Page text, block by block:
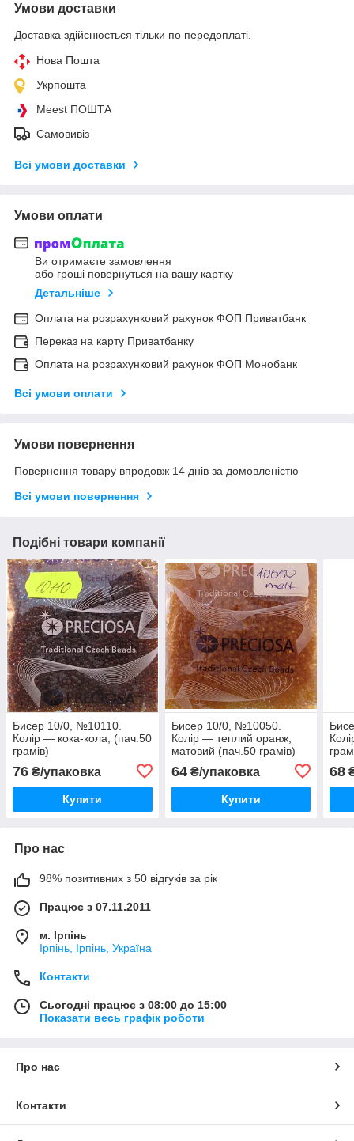
Умови доставки
Доставка здійснюється тільки по передоплаті.
Нова Пошта
Укрпошта
Meest ПОШТА
Самовивіз
Всі умови доставки
Умови оплати
Ви отримаєте замовлення
або гроші повернуться на вашу картку
Детальніше
Оплата на розрахунковий рахунок ФОП Приватбанк
Переказ на карту Приватбанку
Оплата на розрахунковий рахунок ФОП Монобанк
Всі умови оплати
Умови повернення
Повернення товару впродовж 14 днів за домовленістю
Всі умови повернення
Подібні товари компанії
Бисер 10/0, №10110.
Колір — кока-кола, (пач.50
грамів)
76 ₴/упаковка
Купити
Бисер 10/0, №10050.
Колір — теплий оранж,
матовий (пач.50 грамів)
64₴/упаковка
Купити
68
Про нас
98% позитивних з 50 відгуків за рік
Працює з 07.11.2011
м. Ірпінь
Ірпінь, Ірпінь, Україна
Контакти
Сьогодні працює з 08:00 до 15:00
Показати весь графік роботи
Про нас
Контакти